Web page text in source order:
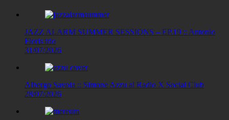
JAZZ ALARM SUMMER SESSIONS – EP.19 :: Antonio
Floris trio
31/07/2026
Albergo Savoia :: Simone Azzu al Radio X Social Club
28/07/2026